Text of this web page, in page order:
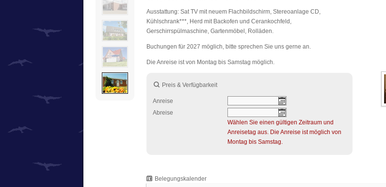
Ausstattung: Sat TV mit neuem Flachbildschirm, Stereoanlage CD,
Kühlschrank***, Herd mit Backofen und Cerankochfeld,
Gerschirrspülmaschine, Gartenmöbel, Rolläden.
Buchungen für 2027 möglich, bitte sprechen Sie uns gerne an.
Die Anreise ist von Montag bis Samstag möglich.
Preis & Verfügbarkeit
Anreise
Abreise
Wählen Sie einen gültigen Zeitraum und
Anreisetag aus. Die Anreise ist möglich von
Montag bis Samstag.
Belegungskalender